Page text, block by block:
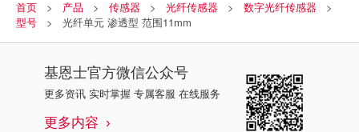
首页 产品 传感器 光纤传感器
数字光纤传感器
型号
光纤单元 渗透型 范围11mm
基恩士官方微信公众号
更多资讯 实时掌握 专属客服 在线服务
更多内容